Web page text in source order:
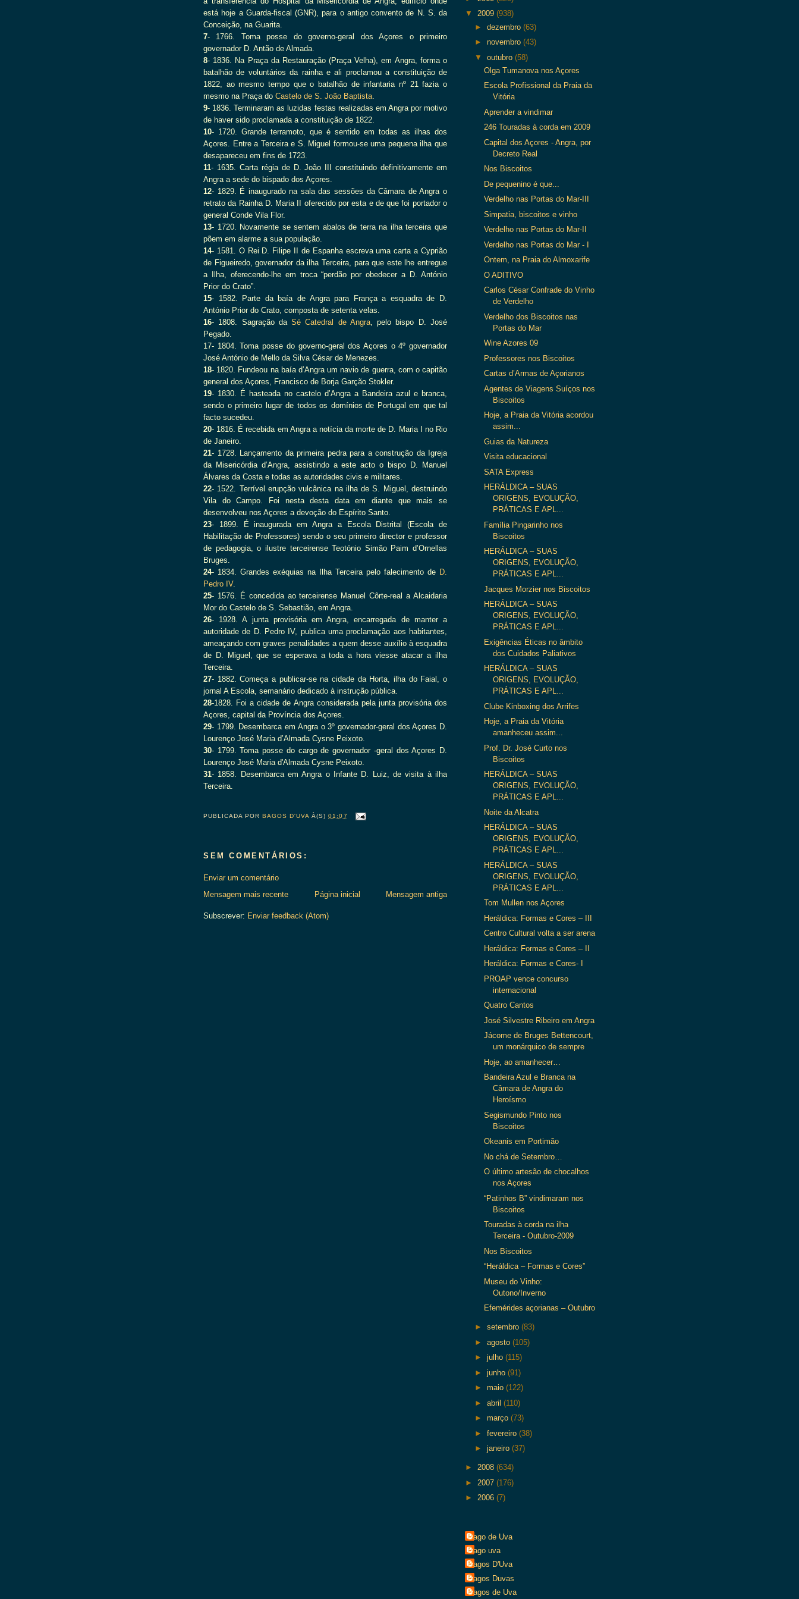
está hoje a Guarda-fiscal (GNR), para o antigo convento de N. S. da
Conceição, na Guarita.
7- 1766. Toma posse do governo-geral dos Açores o primeiro
governador D. Antão de Almada.
8- 1836. Na Praça da Restauração (Praça Velha), em Angra, forma o
batalhão de voluntários da rainha e ali proclamou a constituição de
1822, ao mesmo tempo que o batalhão de infantaria nº 21 fazia o
mesmo na Praça do Castelo de S. João Baptista.
9- 1836. Terminaram as luzidas festas realizadas em Angra por motivo
de haver sido proclamada a constituição de 1822.
10- 1720. Grande terramoto, que é sentido em todas as ilhas dos
Açores. Entre a Terceira e S. Miguel formou-se uma pequena ilha que
desapareceu em fins de 1723.
11- 1635. Carta régia de D. João III constituindo definitivamente em
Angra a sede do bispado dos Açores.
12- 1829. É inaugurado na sala das sessões da Câmara de Angra o
retrato da Rainha D. Maria II oferecido por esta e de que foi portador o
general Conde Vila Flor.
13- 1720. Novamente se sentem abalos de terra na ilha terceira que
põem em alarme a sua população.
14- 1581. O Rei D. Filipe II de Espanha escreva uma carta a Cyprião
de Figueiredo, governador da ilha Terceira, para que este lhe entregue
a Ilha, oferecendo-lhe em troca “perdão por obedecer a D. António
Prior do Crato”.
15- 1582. Parte da baía de Angra para França a esquadra de D.
António Prior do Crato, composta de setenta velas.
16- 1808. Sagração daSé Catedral de Angra, pelo bispo D. José
Pegado.
17- 1804. Toma posse do governo-geral dos Açores o 4º governador
José António de Mello da Silva César de Menezes.
18- 1820. Fundeou na baía d’Angra um navio de guerra, com o capitão
general dos Açores, Francisco de Borja Garção Stokler.
19- 1830. É hasteada no castelo d’Angra a Bandeira azul e branca,
sendo o primeiro lugar de todos os domínios de Portugal em que tal
facto sucedeu.
20- 1816. É recebida em Angra a notícia da morte de D. Maria I no Rio
de Janeiro.
21- 1728. Lançamento da primeira pedra para a construção da Igreja
da Misericórdia d’Angra, assistindo a este acto o bispo D. Manuel
Álvares da Costa e todas as autoridades civis e militares.
22- 1522. Terrível erupção vulcânica na ilha de S. Miguel, destruindo
Vila do Campo. Foi nesta desta data em diante que mais se
desenvolveu nos Açores a devoção do Espírito Santo.
23- 1899. É inaugurada em Angra a Escola Distrital (Escola de
Habilitação de Professores) sendo o seu primeiro director e professor
de pedagogia, o ilustre terceirense Teotónio Simão Paim d’Ornellas
Bruges.
24- 1834. Grandes exéquias na Ilha Terceira pelo falecimento de D.
Pedro IV.
25- 1576. É concedida ao terceirense Manuel Côrte-real a Alcaidaria
Mor do Castelo de S. Sebastião, em Angra.
26- 1928. A junta provisória em Angra, encarregada de manter a
autoridade de D. Pedro IV, publica uma proclamação aos habitantes,
ameaçando com graves penalidades a quem desse auxílio à esquadra
de D. Miguel, que se esperava a toda a hora viesse atacar a ilha
Terceira.
27- 1882. Começa a publicar-se na cidade da Horta, ilha do Faial, o
jornal A Escola, semanário dedicado à instrução pública.
28-1828. Foi a cidade de Angra considerada pela junta provisória dos
Açores, capital da Província dos Açores.
29- 1799. Desembarca em Angra o 3º governador-geral dos Açores D.
Lourenço José Maria d’Almada Cysne Peixoto.
30- 1799. Toma posse do cargo de governador -geral dos Açores D.
Lourenço José Maria d'Almada Cysne Peixoto.
31- 1858. Desembarca em Angra o Infante D. Luiz, de visita à ilha
Terceira.
PUBLICADA PORBAGOS D'UVA À(S)01:07
SEM COMENTÁRIOS:
Enviar um comentário
Mensagem mais recente
Mensagem antiga
Página inicial
Subscrever: Enviar feedback (Atom)
▼ 2009 (938)
► dezembro (63)
► novembro (43)
▼ outubro (58)
Olga Tumanova nos Açores
Escola Profissional da Praia da
Vitória
Aprender a vindimar
246 Touradas à corda em 2009
Capital dos Açores - Angra, por
Decreto Real
Nos Biscoitos
De pequenino é que...
Verdelho nas Portas do Mar-III
Simpatia, biscoitos e vinho
Verdelho nas Portas do Mar-II
Verdelho nas Portas do Mar - I
Ontem, na Praia do Almoxarife
O ADITIVO
Carlos César Confrade do Vinho
de Verdelho
Verdelho dos Biscoitos nas
Portas do Mar
Wine Azores 09
Professores nos Biscoitos
Cartas d’Armas de Açorianos
Agentes de Viagens Suíços nos
Biscoitos
Hoje, a Praia da Vitória acordou
assim...
Guias da Natureza
Visita educacional
SATA Express
HERÁLDICA – SUAS
ORIGENS, EVOLUÇÃO,
PRÁTICAS E APL...
Família Pingarinho nos
Biscoitos
HERÁLDICA – SUAS
ORIGENS, EVOLUÇÃO,
PRÁTICAS E APL...
Jacques Morzier nos Biscoitos
HERÁLDICA – SUAS
ORIGENS, EVOLUÇÃO,
PRÁTICAS E APL...
Exigências Éticas no âmbito
dos Cuidados Paliativos
HERÁLDICA – SUAS
ORIGENS, EVOLUÇÃO,
PRÁTICAS E APL...
Clube Kinboxing dos Arrifes
Hoje, a Praia da Vitória
amanheceu assim...
Prof. Dr. José Curto nos
Biscoitos
HERÁLDICA – SUAS
ORIGENS, EVOLUÇÃO,
PRÁTICAS E APL...
Noite da Alcatra
HERÁLDICA – SUAS
ORIGENS, EVOLUÇÃO,
PRÁTICAS E APL...
HERÁLDICA – SUAS
ORIGENS, EVOLUÇÃO,
PRÁTICAS E APL...
Tom Mullen nos Açores
Heráldica: Formas e Cores – III
Centro Cultural volta a ser arena
Heráldica: Formas e Cores – II
Heráldica: Formas e Cores- I
PROAP vence concurso
internacional
Quatro Cantos
José Silvestre Ribeiro em Angra
Jácome de Bruges Bettencourt,
um monárquico de sempre
Hoje, ao amanhecer…
Bandeira Azul e Branca na
Câmara de Angra do
Heroísmo
Segismundo Pinto nos
Biscoitos
Okeanis em Portimão
No chá de Setembro…
O último artesão de chocalhos
nos Açores
“Patinhos B” vindimaram nos
Biscoitos
Touradas à corda na ilha
Terceira - Outubro-2009
Nos Biscoitos
“Heráldica – Formas e Cores”
Museu do Vinho:
Outono/Inverno
Efemérides açorianas – Outubro
► setembro (83)
► agosto (105)
► julho (115)
► junho (91)
► maio (122)
► abril (110)
► março (73)
► fevereiro (38)
► janeiro (37)
► 2008 (634)
► 2007 (176)
► 2006 (7)
Bago de Uva
Bago uva
Bagos D'Uva
Bagos Duvas
Bagos de Uva